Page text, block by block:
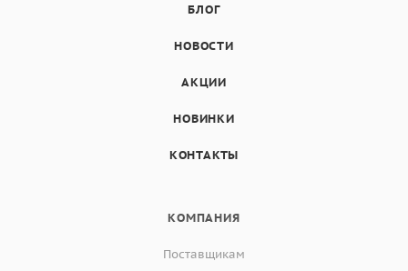
БЛОГ
НОВОСТИ
АКЦИИ
НОВИНКИ
КОНТАКТЫ
КОМПАНИЯ
Поставщикам